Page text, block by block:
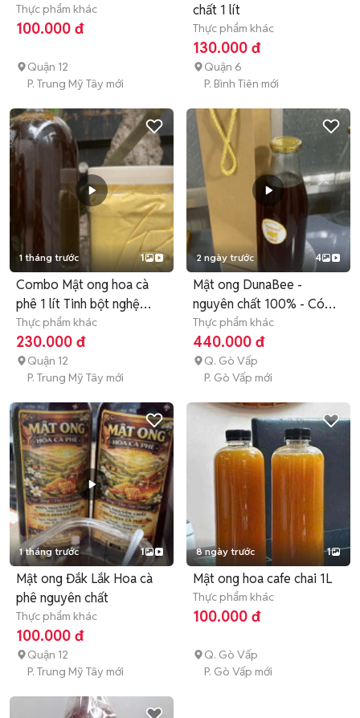
Thực phẩm khác
100.000 đ
Quận 12
P. Trung Mỹ Tây mới
chất 1 lít
Thực phẩm khác
130.000 đ
Quận 6
P. Bình Tiên mới
1 tháng trước 1
Combo Mật ong hoa cà
phê 1 lít Tinh bột nghệ
500g
Thực phẩm khác
230.000 đ
Quận 12
P. Trung Mỹ Tây mới
2 ngày trước 4
Mật ong DunaBee -
nguyên chất 100% - Có
Bảo Hành
Thực phẩm khác
440.000 đ
Q. Gò Vấp
P. Gò Vấp mới
1 tháng trước 1
Mật ong Đắk Lắk Hoa cà
phê nguyên chất
Thực phẩm khác
100.000 đ
Quận 12
P. Trung Mỹ Tây mới
8 ngày trước 1
Mật ong hoa cafe chai 1L
Thực phẩm khác
100.000 đ
Q. Gò Vấp
P. Gò Vấp mới